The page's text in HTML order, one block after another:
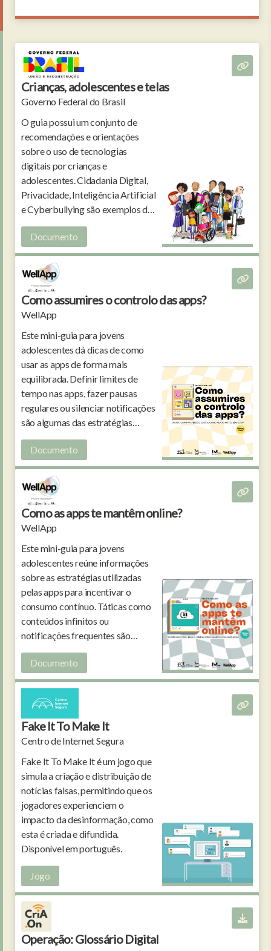
Crianças, adolescentes e telas
Governo Federal do Brasil
O guia possui um conjunto de
recomendações e orientações
sobre o uso de tecnologias
digitais por crianças e
adolescentes. Cidadania Digital,
Privacidade, Inteligência Artificial
e Cyberbullying são exemplos de
assuntos contemplados no
documento.
Documento
Como assumires o controlo das apps?
WellApp
Este mini-guia para jovens
adolescentes dá dicas de como
usar as apps de forma mais
equilibrada. Definir limites de
tempo nas apps, fazer pausas
regulares ou silenciar notificações
são algumas das estratégias
possíveis para tirar o máximo
partido da internet.
Documento
Como as apps te mantêm online?
WellApp
Este mini-guia para jovens
adolescentes reúne informações
sobre as estratégias utilizadas
pelas apps para incentivar o
consumo contínuo. Táticas como
conteúdos infinitos ou
notificações frequentes são
cuidadosamente planeadas para
capturar a atenção dos
utilizadores.
Documento
Fake It To Make It
Centro de Internet Segura
Fake It To Make It é um jogo que
simula a criação e distribuição de
notícias falsas, permitindo que os
jogadores experienciem o
impacto da desinformação, como
esta é criada e difundida.
Disponível em português.
Jogo
Operação: Glossário Digital